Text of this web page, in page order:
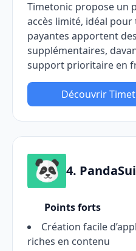
Timetonic propose un
accès limité, idéal pour
payantes apportent
supplémentaires,
support prioritaire en
Découvrir
4.
Points forts
Création facile
riches en contenu